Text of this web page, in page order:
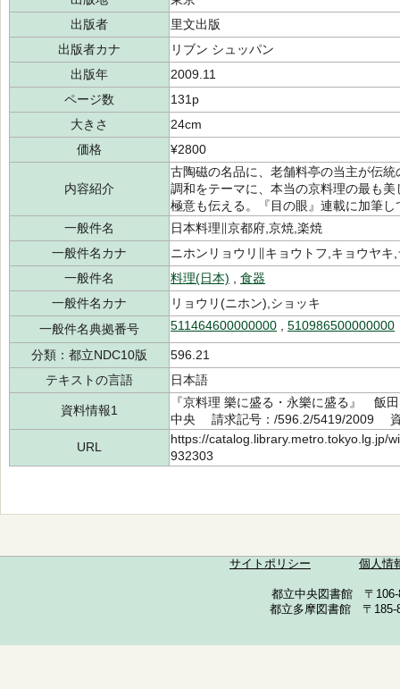
出版者
里文出版
出版者カナ
リブン シュッパン
出版年
2009.11
ページ数
131p
大きさ
24cm
価格
¥2800
内容紹介
古陶磁の名品に、老舗料亭の当主が伝
調和をテーマに、本当の京料理の最も
極意も伝える。『目の眼』連載に加筆し
一般件名
日本料理∥京都府,京焼,楽焼
一般件名カナ
ニホンリョウリ∥キョウトフ,キョウヤキ
一般件名
料理(日本)
食器
一般件名カナ
リョウリ(ニホン),ショッキ
一般件名典拠番号
511464600000000 510986500000000
分類：都立NDC10版
596.21
テキストの言語
日本語
資料情報1
『京料理 樂に盛る・永樂に盛る』
中央 請求記号：/596.2/5419/2009 資
URL
https://catalog.library.metro.tokyo.lg.jp/
932303
サイトポリシー 個人情
都立中央図書館 〒
都立多摩図書館 〒185-